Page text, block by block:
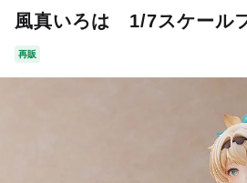
風真いろは 1/7スケール
再販